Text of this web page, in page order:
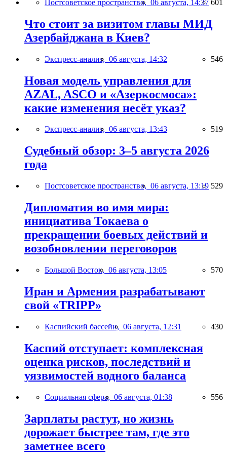
Постсоветское пространство, 06 августа, 14:37 601
Что стоит за визитом главы МИД
Азербайджана в Киев?
Экспресс-анализ, 06 августа, 14:32 546
Новая модель управления для
AZAL, ASCO и «Азеркосмоса»:
какие изменения несёт указ?
Экспресс-анализ, 06 августа, 13:43 519
Судебный обзор: 3–5 августа 2026
года
Постсоветское пространство, 06 августа, 13:19 529
Дипломатия во имя мира:
инициатива Токаева о
прекращении боевых действий и
возобновлении переговоров
Большой Восток, 06 августа, 13:05 570
Иран и Армения разрабатывают
свой «TRIPP»
Каспийский бассейн, 06 августа, 12:31 430
Каспий отступает: комплексная
оценка рисков, последствий и
уязвимостей водного баланса
Социальная сфера, 06 августа, 01:38 556
Зарплаты растут, но жизнь
дорожает быстрее там, где это
заметнее всего